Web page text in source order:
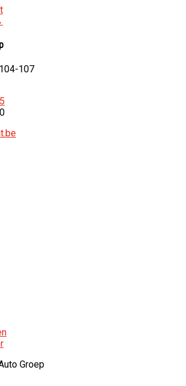
107
Groep